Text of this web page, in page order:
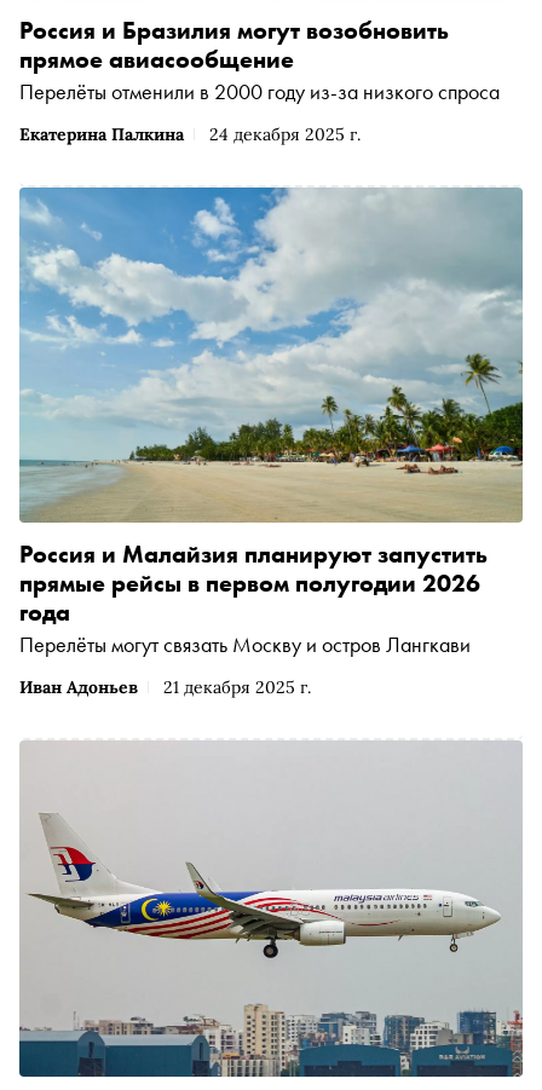
Екатерина Палкина 24 декабря 2025 г.
Россия и Бразилия могут возобновить
прямое авиасообщение
Перелёты отменили в 2000 году из-за низкого спроса
Иван Адоньев 21 декабря 2025 г.
Россия и Малайзия планируют запустить
прямые рейсы в первом полугодии 2026
года
Перелёты могут связать Москву и остров Лангкави